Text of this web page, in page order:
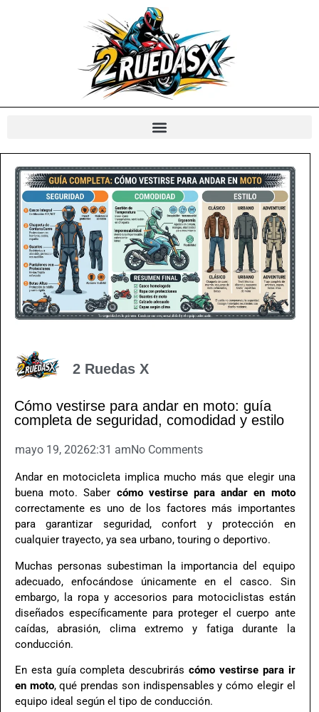
2 Ruedas X
Cómo vestirse para andar en moto: guía
completa de seguridad, comodidad y estilo
mayo 19, 20262:31 amNo Comments
Andar en motocicleta implica mucho más que elegir una
buena moto. Saber cómo vestirse para andar en moto
correctamente es uno de los factores más importantes
para garantizar seguridad, confort y protección en
cualquier trayecto, ya sea urbano, touring o deportivo.
Muchas personas subestiman la importancia del equipo
adecuado, enfocándose únicamente en el casco. Sin
embargo, la ropa y accesorios para motociclistas están
diseñados específicamente para proteger el cuerpo ante
caídas, abrasión, clima extremo y fatiga durante la
conducción.
En esta guía completa descubriráscómo vestirse para ir
en moto, qué prendas son indispensables y cómo elegir el
equipo ideal según el tipo de conducción.